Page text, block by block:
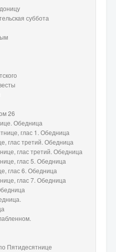
суббота
26
Обедница
глас 1. Обедница
глас третий. Обедница
глас третий. Обедница
глас 5. Обедница
глас 6. Обедница
глас 7. Обедница
Пятидесятнице